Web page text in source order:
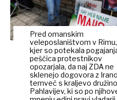
Pred omanskim
veleposlaništvom v Rimu,
kjer so potekala
peščica protestnikov
opozarjala, da naj ZDA ne
sklenejo dogovora z
temveč s kraljevo družino
Pahlavijev, ki so po